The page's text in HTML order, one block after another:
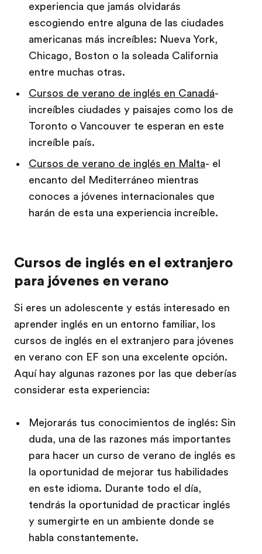
experiencia que jamás olvidarás
escogiendo entre alguna de las ciudades
americanas más increíbles: Nueva York,
Chicago, Boston o la soleada California
entre muchas otras.
Cursos de verano de inglés en Canadá-
increíbles ciudades y paisajes como los de
Toronto o Vancouver te esperan en este
increíble país.
Cursos de verano de inglés en Malta- el
encanto del Mediterráneo mientras
conoces a jóvenes internacionales que
harán de esta una experiencia increíble.
Cursos de inglés en el extranjero
para jóvenes en verano
Si eres un adolescente y estás interesado en
aprender inglés en un entorno familiar, los
cursos de inglés en el extranjero para jóvenes
en verano con EF son una excelente opción.
Aquí hay algunas razones por las que deberías
considerar esta experiencia:
Mejorarás tus conocimientos de inglés: Sin
duda, una de las razones más importantes
para hacer un curso de verano de inglés es
la oportunidad de mejorar tus habilidades
en este idioma. Durante todo el día,
tendrás la oportunidad de practicar inglés
y sumergirte en un ambiente donde se
habla constantemente.